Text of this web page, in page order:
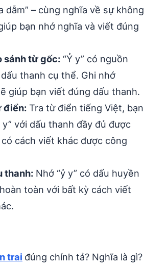
dẫm” – cùng nghĩa về sự không
bạn nhớ nghĩa và viết đúng
sánh từ gốc: “Ỷ y” có nguồn
thanh cụ thể. Ghi nhớ
giúp bạn viết đúng dấu thanh.
điển: Tra từ điển tiếng Việt, bạn
với dấu thanh đầy đủ được
cách viết khác được công
thanh: Nhớ “ỷ y” có dấu huyền
toàn với bất kỳ cách viết
trai đúng chính tả? Nghĩa là gì?